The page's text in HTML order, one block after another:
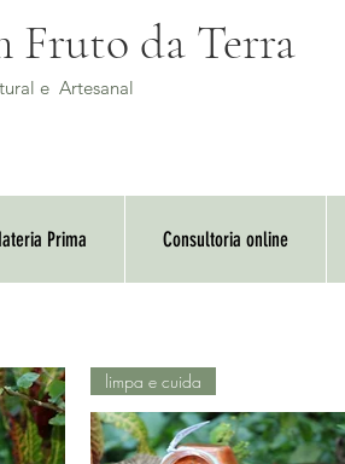
Fruto da Terra
e Artesanal
Prima Consultoria online
limpa e cuida